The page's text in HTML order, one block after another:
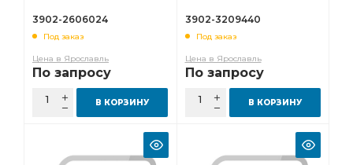
3902-2606024
Под заказ
Цена в Ярославль
По запросу
В КОРЗИНУ
3902-3209440
Под заказ
Цена в Ярославль
По запросу
В КОРЗИНУ